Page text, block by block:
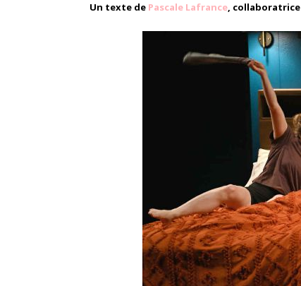
Un texte de Pascale Lafrance, collaboratrice